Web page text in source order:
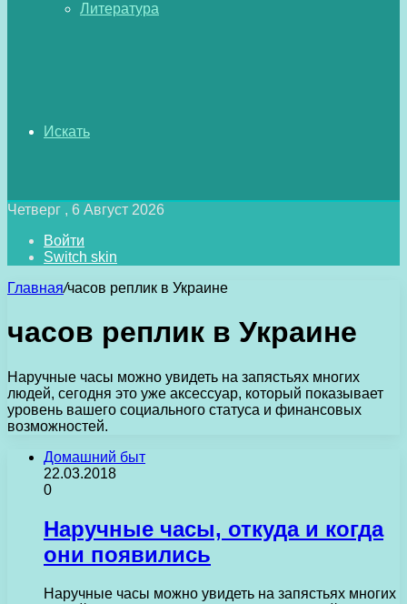
Литература
Искать
Четверг , 6 Август 2026
Войти
Switch skin
Главная/часов реплик в Украине
часов реплик в Украине
Наручные часы можно увидеть на запястьях многих
людей, сегодня это уже аксессуар, который показывает
уровень вашего социального статуса и финансовых
возможностей.
Домашний быт
22.03.2018
0
Наручные часы, откуда и когда
они появились
Наручные часы можно увидеть на запястьях многих